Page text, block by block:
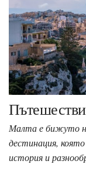
Малта е бижуто
дестинация,
история и